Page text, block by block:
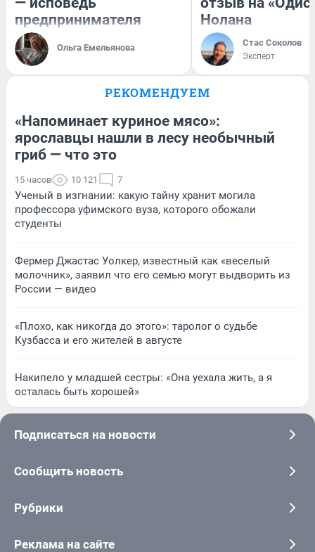
предпринимателя
Ольга Емельянова
Нолана
Стас Соколов
Эксперт
РЕКОМЕНДУЕМ
«Напоминает куриное мясо»:
ярославцы нашли в лесу необычный
гриб — что это
15 часов 10 121 7
Ученый в изгнании: какую тайну хранит могила
профессора уфимского вуза, которого обожали
студенты
Фермер Джастас Уолкер, известный как «веселый
молочник», заявил что его семью могут выдворить из
России — видео
«Плохо, как никогда до этого»: таролог о судьбе
Кузбасса и его жителей в августе
Накипело у младшей сестры: «Она уехала жить, а я
осталась быть хорошей»
Подписаться на новости
Сообщить новость
Рубрики
Реклама на сайте